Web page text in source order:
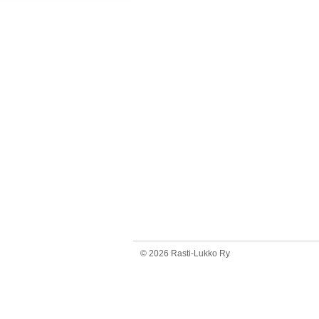
© 2026 Rasti-Lukko Ry